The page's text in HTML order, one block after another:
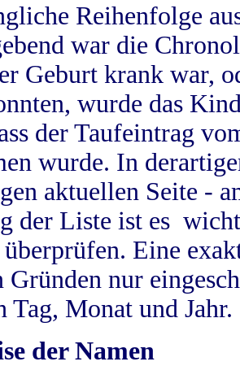
Reihenfolge
war die
Geburt krank war,
wurde das
der Taufeintrag
wurde. In
aktuellen Seite -
der Liste ist es
Eine
Gründen nur
Tag, Monat und Jahr.
der Namen